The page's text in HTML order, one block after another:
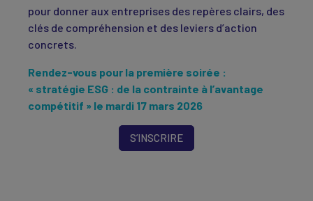
pour donner aux entreprises des repères clairs, des
clés de compréhension et des leviers d’action
concrets.
Rendez-vous pour la première soirée :
« stratégie ESG : de la contrainte à l’avantage
compétitif » le mardi 17 mars 2026
S’INSCRIRE